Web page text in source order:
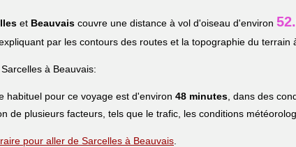
et Beauvais couvre une distance à vol d'oiseau d'environ
par les contours des routes et la topographie du terrain
à Beauvais:
habituel pour ce voyage est d'environ 48 minutes , dans des
de plusieurs facteurs, tels que le trafic, les conditions
pour aller de Sarcelles à Beauvais